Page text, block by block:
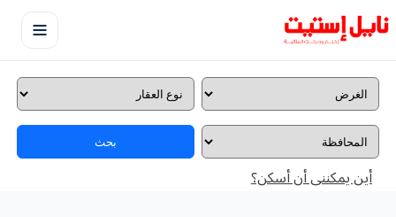
بحث
أين يمكننى أن أسكن؟